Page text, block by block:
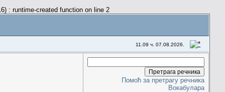
: runtime-created function on line 2
11.09 ч. 07.08.2026.
Помоћ за претрагу речника
Вокабулара